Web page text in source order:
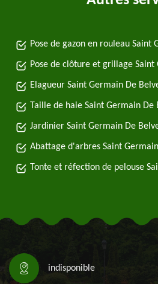
Pose de gazon en rouleau Saint
Pose de clôture et grillage Saint
Elagueur Saint Germain De
Taille de haie Saint Germain De
Jardinier Saint Germain De
Abattage d'arbres Saint
Tonte et réfection de pelouse
indisponible